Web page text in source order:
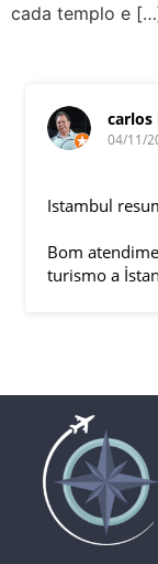
cada templo e
carlos
04/11/
Istambul
Bom
turismo a
ficaram em
LÍDER,
grupo
Ali Faik,
muito disponível e
4, todos em
com pilotos
pelas boas